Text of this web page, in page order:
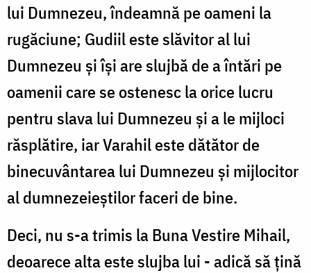
lui Dumnezeu, îndeamnă pe oameni la
rugăciune; Gudiil este slăvitor al lui
Dumnezeu și își are slujbă de a întări pe
oamenii care se ostenesc la orice lucru
pentru slava lui Dumnezeu și a le mijloci
răsplătire, iar Varahil este dătător de
binecuvântarea lui Dumnezeu și mijlocitor
al dumnezeieștilor faceri de bine.
Deci, nu s-a trimis la Buna Vestire Mihail,
deoarece alta este slujba lui - adică să țină